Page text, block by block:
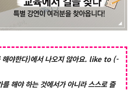
야한다)에서 나오지 않아요. like to (-
를 해야 하는 것에서가 아니라 스스로 즐